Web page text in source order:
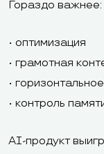
Гораздо важнее:
• оптимизация
• грамотная
•
• контроль
AI-продукт